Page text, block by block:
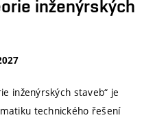
inženýrských
inženýrských staveb“ je
technického řešení